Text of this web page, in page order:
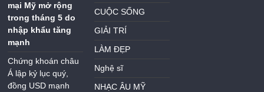
mại Mỹ mở rộng
trong tháng 5 do
nhập khẩu tăng
mạnh
Chứng khoán châu
Á lập kỷ lục quý,
đồng USD mạnh
CUỘC SỐNG
GIẢI TRÍ
LÀM ĐẸP
Nghệ sĩ
NHẠC ÂU MỸ